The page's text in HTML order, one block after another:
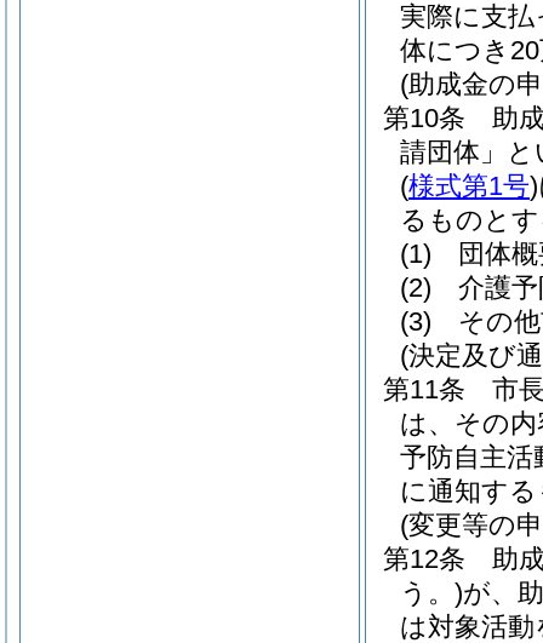
実際に支払
体につき
(助成金の
第10条
助
請団体」と
(様式第1号)
るものと
(1)
団体
(2)
介護
(3)
その
(決定及び
第11条
市
は、その
予防自主活
に通知す
(変更等の
第12条
助
う。)が、
は対象活